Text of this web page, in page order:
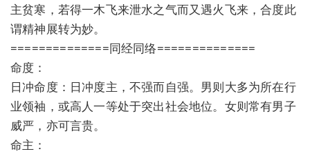
主贫寒，若得一木飞来泄水之气而又遇火飞来，合度此
谓精神展转为妙。
==============同经同络==============
命度：
日冲命度：日冲度主，不强而自强。男则大多为所在行
业领袖，或高人一等处于突出社会地位。女则常有男子
威严，亦可言贵。
命主：